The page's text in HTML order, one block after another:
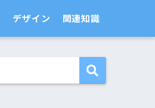
デザイン 関連知識